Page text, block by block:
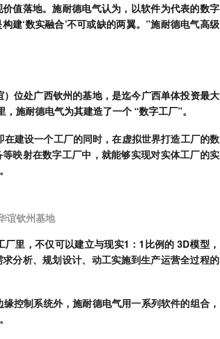
值落地。施耐德电气认为，以软件为代表的数字
建‘数实融合’不可或缺的两翼。”施耐德电气高级
位处广西钦州的基地，是迄今广西单体投资最大
， 施耐德电气为其建造了一个 “数字工厂”。
建设一个工厂的同时，在虚拟世界打造工厂的数
映射在数字工厂中，就能够实现对实体工厂的实
谊钦州基地
里，不仅可以建立与现实1：1比例的 3D模型，
分析、规划设计、动工实施到生产运营全过程的
控制系统外，施耐德电气用一系列软件的组合，